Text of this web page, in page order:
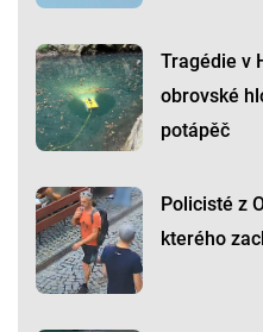
Tragédie v
obrovské
potápěč
Policisté z
kterého